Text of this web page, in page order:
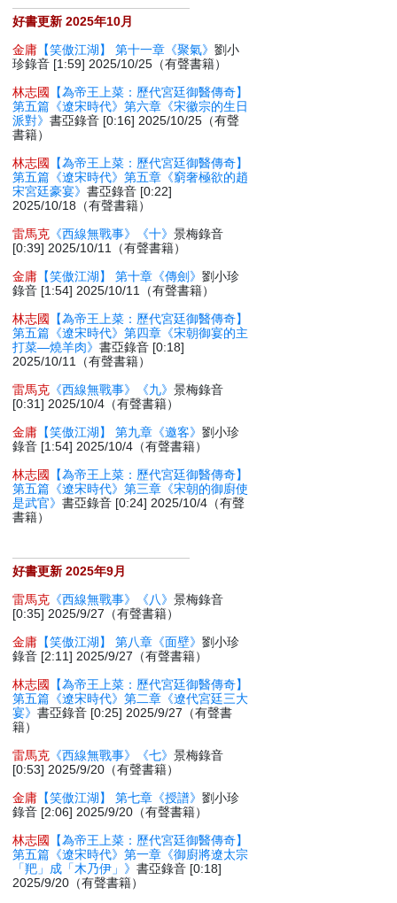
好書更新 2025年10月
金庸 【笑傲江湖】 第十一章《聚氣》劉小
珍錄音 [1:59] 2025/10/25（有聲書籍）
林志國
【為帝王上菜：歷代宮廷御醫傳奇】
第五篇《遼宋時代》第六章《宋徽宗的生日
派對》書亞錄音 [0:16] 2025/10/25（有聲
書籍）
林志國
【為帝王上菜：歷代宮廷御醫傳奇】
第五篇《遼宋時代》第五章《窮奢極欲的趙
宋宮廷豪宴》書亞錄音 [0:22]
2025/10/18（有聲書籍）
雷馬克 《西線無戰事》《十》景梅錄音
[0:39] 2025/10/11（有聲書籍）
金庸 【笑傲江湖】 第十章《傳劍》劉小珍
錄音 [1:54] 2025/10/11（有聲書籍）
林志國
【為帝王上菜：歷代宮廷御醫傳奇】
第五篇《遼宋時代》第四章《宋朝御宴的主
打菜—燒羊肉》書亞錄音 [0:18]
2025/10/11（有聲書籍）
雷馬克 《西線無戰事》《九》景梅錄音
[0:31] 2025/10/4（有聲書籍）
金庸 【笑傲江湖】 第九章《邀客》劉小珍
錄音 [1:54] 2025/10/4（有聲書籍）
林志國
【為帝王上菜：歷代宮廷御醫傳奇】
第五篇《遼宋時代》第三章《宋朝的御廚使
是武官》書亞錄音 [0:24] 2025/10/4（有聲
書籍）
好書更新 2025年9月
雷馬克 《西線無戰事》《八》景梅錄音
[0:35] 2025/9/27（有聲書籍）
金庸 【笑傲江湖】 第八章《面壁》劉小珍
錄音 [2:11] 2025/9/27（有聲書籍）
林志國
【為帝王上菜：歷代宮廷御醫傳奇】
第五篇《遼宋時代》第二章《遼代宮廷三大
宴》書亞錄音 [0:25] 2025/9/27（有聲書
籍）
雷馬克 《西線無戰事》《七》景梅錄音
[0:53] 2025/9/20（有聲書籍）
金庸 【笑傲江湖】 第七章《授譜》劉小珍
錄音 [2:06] 2025/9/20（有聲書籍）
林志國
【為帝王上菜：歷代宮廷御醫傳奇】
第五篇《遼宋時代》第一章《御廚將遼太宗
「羓」成「木乃伊」》書亞錄音 [0:18]
2025/9/20（有聲書籍）